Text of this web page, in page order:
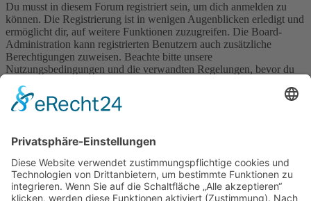
Du musst in diesem Forum registriert sein, um dich anmelden zu
können. Die Registrierung ist in wenigen Augenblicken erledigt und
ermöglicht dir, auf weitere Funktionen zuzugreifen. Die Board-
Administration kann registrierten Benutzern auch zusätzliche
Berechtigungen zuweisen. Beachte bitte unsere
Nutzungsbedingungen und die verwandten Regelungen, bevor du
wenn du dich in diesem Board bewegst.
Foren-Übersicht
Alle Zeiten sindUTC+02:00